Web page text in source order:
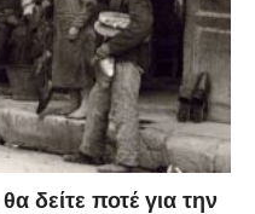
δείτε ποτέ για την